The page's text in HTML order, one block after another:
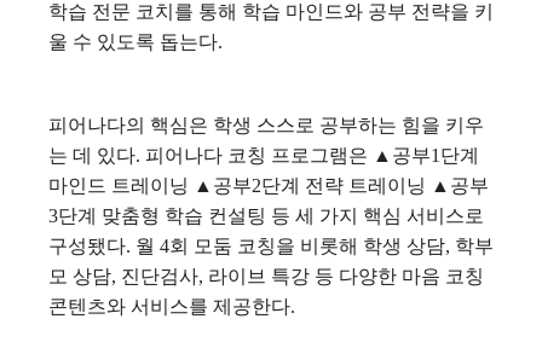
학습 전문 코치를 통해 학습 마인드와 공부 전략을 키
울 수 있도록 돕는다.
피어나다의 핵심은 학생 스스로 공부하는 힘을 키우
는 데 있다. 피어나다 코칭 프로그램은 ▲공부1단계
마인드 트레이닝 ▲공부2단계 전략 트레이닝 ▲공부
3단계 맞춤형 학습 컨설팅 등 세 가지 핵심 서비스로
구성됐다. 월 4회 모둠 코칭을 비롯해 학생 상담, 학부
모 상담, 진단검사, 라이브 특강 등 다양한 마음 코칭
콘텐츠와 서비스를 제공한다.